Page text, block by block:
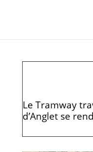
Le Tramway
d’Anglet se